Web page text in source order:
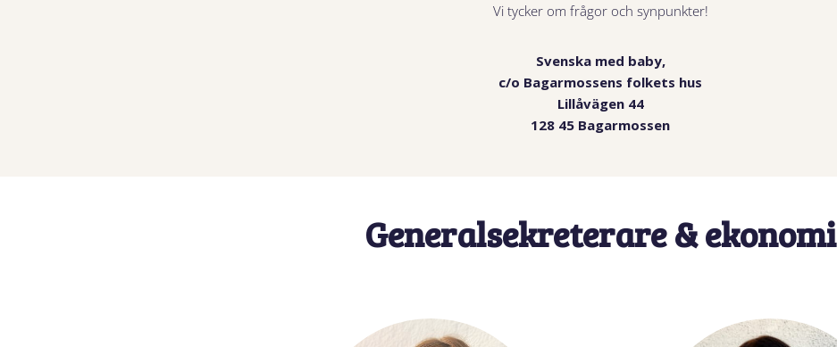
Vi tycker om frågor och synpunkter!
Svenska med baby,
c/o Bagarmossens folkets hus
Lillåvägen 44
128 45 Bagarmossen
Generalsekreterare & ekonomi